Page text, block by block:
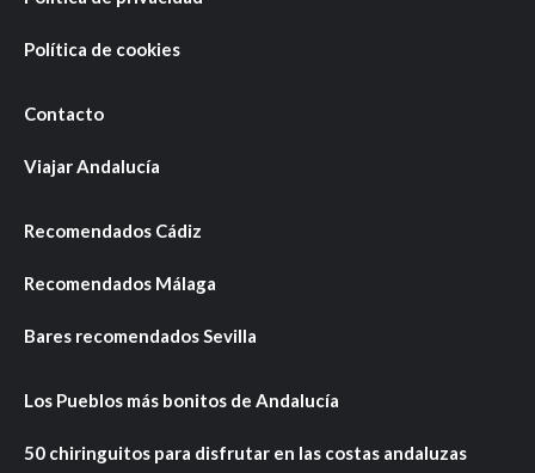
Política de cookies
Contacto
Viajar Andalucía
Recomendados Cádiz
Recomendados Málaga
Bares recomendados Sevilla
Los Pueblos más bonitos de Andalucía
50 chiringuitos para disfrutar en las costas andaluzas